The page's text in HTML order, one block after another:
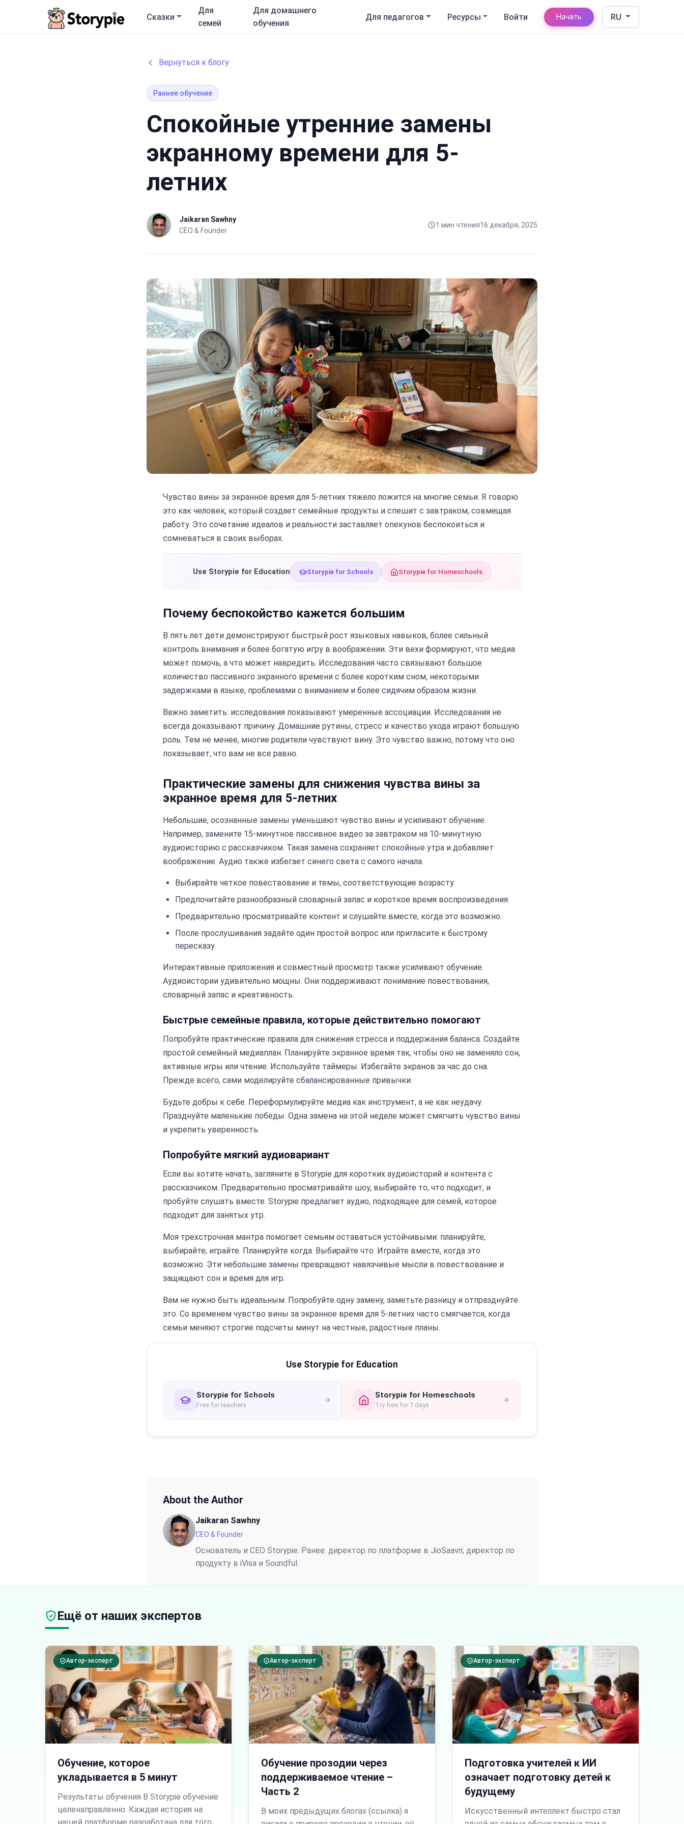
Storypie
Сказки
Для
семей
Для домашнего
обучения
Для педагогов Ресурсы Войти Начать RU
Вернуться к блогу
Раннее обучение
Спокойные утренние замены
экранному времени для 5-
летних
Jaikaran Sawhny
CEO & Founder
1 мин чтения16 декабря, 2025
Чувство вины за экранное время для 5-летних тяжело ложится на многие семьи. Я говорю
это как человек, который создает семейные продукты и спешит с завтраком, совмещая
работу. Это сочетание идеалов и реальности заставляет опекунов беспокоиться и
сомневаться в своих выборах.
Use Storypie for Education Storypie for Schools Storypie for Homeschools
Почему беспокойство кажется большим
В пять лет дети демонстрируют быстрый рост языковых навыков, более сильный
контроль внимания и более богатую игру в воображении. Эти вехи формируют, что медиа
может помочь, а что может навредить. Исследования часто связывают большое
количество пассивного экранного времени с более коротким сном, некоторыми
задержками в языке, проблемами с вниманием и более сидячим образом жизни.
Важно заметить: исследования показывают умеренные ассоциации. Исследования не
всегда доказывают причину. Домашние рутины, стресс и качество ухода играют большую
роль. Тем не менее, многие родители чувствуют вину. Это чувство важно, потому что оно
показывает, что вам не все равно.
Практические замены для снижения чувства вины за
экранное время для 5-летних
Небольшие, осознанные замены уменьшают чувство вины и усиливают обучение.
Например, замените 15-минутное пассивное видео за завтраком на 10-минутную
аудиоисторию с рассказчиком. Такая замена сохраняет спокойные утра и добавляет
воображение. Аудио также избегает синего света с самого начала.
Выбирайте четкое повествование и темы, соответствующие возрасту.
Предпочитайте разнообразный словарный запас и короткое время воспроизведения.
Предварительно просматривайте контент и слушайте вместе, когда это возможно.
После прослушивания задайте один простой вопрос или пригласите к быстрому
пересказу.
Интерактивные приложения и совместный просмотр также усиливают обучение.
Аудиоистории удивительно мощны. Они поддерживают понимание повествования,
словарный запас и креативность.
Быстрые семейные правила, которые действительно помогают
Попробуйте практические правила для снижения стресса и поддержания баланса. Создайте
простой семейный медиаплан. Планируйте экранное время так, чтобы оно не заменяло сон,
активные игры или чтение. Используйте таймеры. Избегайте экранов за час до сна.
Прежде всего, сами моделируйте сбалансированные привычки.
Будьте добры к себе. Переформулируйте медиа как инструмент, а не как неудачу.
Празднуйте маленькие победы. Одна замена на этой неделе может смягчить чувство вины
и укрепить уверенность.
Попробуйте мягкий аудиовариант
Если вы хотите начать, загляните в Storypie для коротких аудиоисторий и контента с
рассказчиком. Предварительно просматривайте шоу, выбирайте то, что подходит, и
пробуйте слушать вместе. Storypie предлагает аудио, подходящее для семей, которое
подходит для занятых утр.
Моя трехстрочная мантра помогает семьям оставаться устойчивыми: планируйте,
выбирайте, играйте. Планируйте когда. Выбирайте что. Играйте вместе, когда это
возможно. Эти небольшие замены превращают навязчивые мысли в повествование и
защищают сон и время для игр.
Вам не нужно быть идеальным. Попробуйте одну замену, заметьте разницу и отпразднуйте
это. Со временем чувство вины за экранное время для 5-летних часто смягчается, когда
семьи меняют строгие подсчеты минут на честные, радостные планы.
Use Storypie for Education
Storypie for Schools
Free for teachers
Storypie for Homeschools
Try free for 7 days
About the Author
Jaikaran Sawhny
CEO & Founder
Основатель и CEO Storypie. Ранее: директор по платформе в JioSaavn; директор по
продукту в iVisa и Soundful.
Ещё от наших экспертов
Автор-эксперт
Обучение, которое
укладывается в 5 минут
Результаты обучения В Storypie обучение
целенаправленно. Каждая история на
Автор-эксперт
Обучение прозодии через
поддерживаемое чтение –
Часть 2
В моих предыдущих блогах (ссылка) я
Автор-эксперт
Подготовка учителей к ИИ
означает подготовку детей к
будущему
Искусственный интеллект быстро стал